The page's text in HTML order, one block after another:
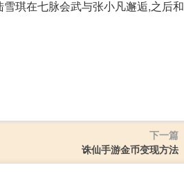
琪在七脉会武与张小凡邂逅,之后和
下一篇
诛仙手游金币变现方法